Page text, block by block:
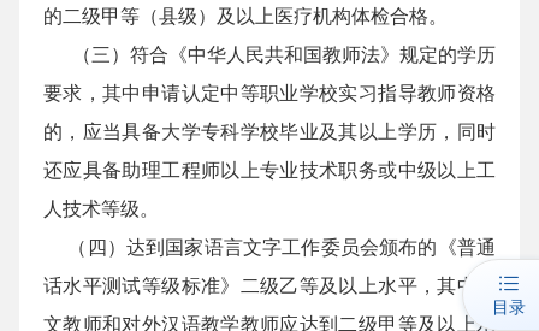
的二级甲等（县级）及以上医疗机构体检合格。
（三）符合《中华人民共和国教师法》规定的学历
要求，其中申请认定中等职业学校实习指导教师资格
的，应当具备大学专科学校毕业及其以上学历，同时
还应具备助理工程师以上专业技术职务或中级以上工
人技术等级。
（四）达到国家语言文字工作委员会颁布的《普通
话水平测试等级标准》二级乙等及以上水平，其中语
文教师和对外汉语教学教师应达到二级甲等及以上水
目录